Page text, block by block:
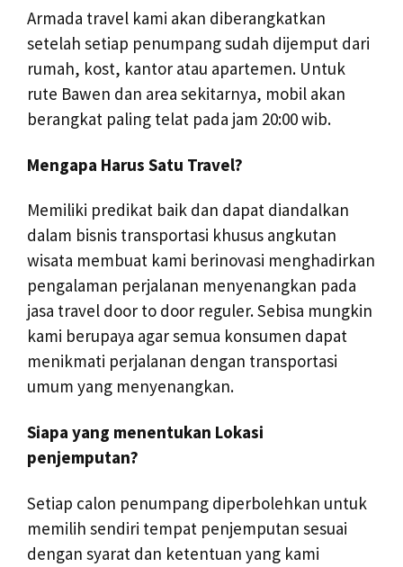
Armada travel kami akan diberangkatkan
setelah setiap penumpang sudah dijemput dari
rumah, kost, kantor atau apartemen. Untuk
rute Bawen dan area sekitarnya, mobil akan
berangkat paling telat pada jam 20:00 wib.
Mengapa Harus Satu Travel?
Memiliki predikat baik dan dapat diandalkan
dalam bisnis transportasi khusus angkutan
wisata membuat kami berinovasi menghadirkan
pengalaman perjalanan menyenangkan pada
jasa travel door to door reguler. Sebisa mungkin
kami berupaya agar semua konsumen dapat
menikmati perjalanan dengan transportasi
umum yang menyenangkan.
Siapa yang menentukan Lokasi
penjemputan?
Setiap calon penumpang diperbolehkan untuk
memilih sendiri tempat penjemputan sesuai
dengan syarat dan ketentuan yang kami